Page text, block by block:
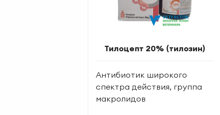
Тилоцепт 20% (тилозин)
Антибиотик широкого
спектра действия, группа
макролидов